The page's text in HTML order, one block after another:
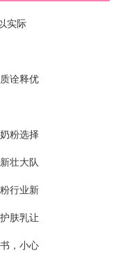
实际
诠释优
粉选择
壮大队
行业新
肤乳让
，小心